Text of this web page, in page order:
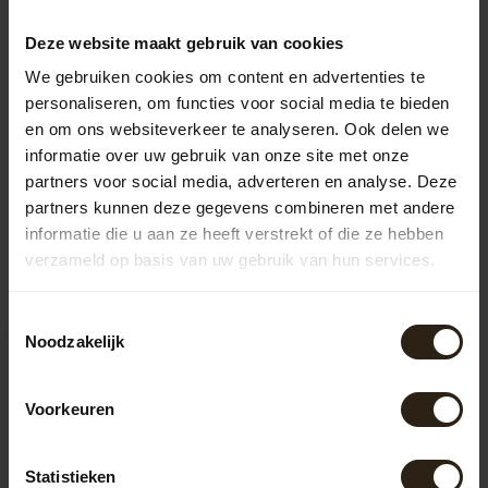
Deze website maakt gebruik van cookies
We gebruiken cookies om content en advertenties te
personaliseren, om functies voor social media te bieden
en om ons websiteverkeer te analyseren. Ook delen we
informatie over uw gebruik van onze site met onze
partners voor social media, adverteren en analyse. Deze
partners kunnen deze gegevens combineren met andere
informatie die u aan ze heeft verstrekt of die ze hebben
verzameld op basis van uw gebruik van hun services.
Noodzakelijk
Voorkeuren
Statistieken
Vragen over dit product?
Neem gerust contact op met onze klantenservice op
info@barrelatelier.nl of038 - 3760185. We helpen je graag!
Recent bekeken